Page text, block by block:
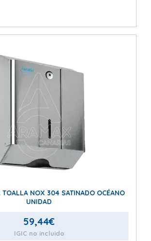
TOALLA NOX 304 SATINADO OCÉANO
UNIDAD
59,44€
IGIC no incluido